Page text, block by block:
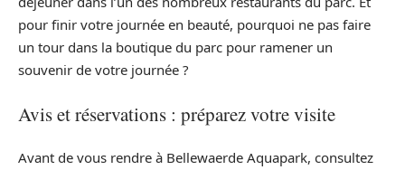
pour finir votre journée en beauté, pourquoi ne pas faire
un tour dans la boutique du parc pour ramener un
souvenir de votre journée ?
Avis et réservations : préparez votre visite
Avant de vous rendre à Bellewaerde Aquapark, consultez